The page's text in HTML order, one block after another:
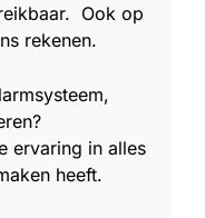
Ook op
rekenen.
ervaring in alles
heeft.